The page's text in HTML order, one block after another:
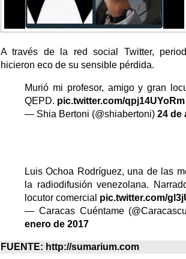
A través de la red social Twitter,
hicieron eco de su sensible pérdida.
Murió mi profesor, amigo y gran
QEPD. pic.twitter.com/qpj14UYoRm
— Shia Bertoni (@shiabertoni) 24 de
Luis Ochoa Rodríguez, una de las
la radiodifusión venezolana.
locutor comercial pic.twitter.com/
— Caracas Cuéntame
enero de 2017
FUENTE: http://sumarium.com